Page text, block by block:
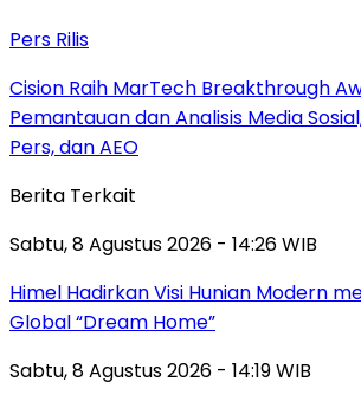
Pers Rilis
Cision Raih MarTech Breakthrough
Pemantauan dan Analisis Media
Pers, dan AEO
Berita Terkait
Sabtu, 8 Agustus 2026 - 14:26 WIB
Himel Hadirkan Visi Hunian Modern
Global “Dream Home”
Sabtu, 8 Agustus 2026 - 14:19 WIB